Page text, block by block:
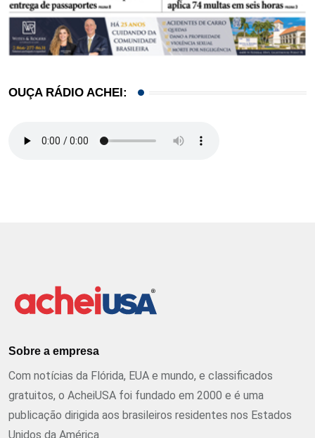
OUÇA RÁDIO ACHEI:
Sobre a empresa
Com notícias da Flórida, EUA e mundo, e classificados
gratuitos, o AcheiUSA foi fundado em 2000 e é uma
publicação dirigida aos brasileiros residentes nos Estados
Unidos da América